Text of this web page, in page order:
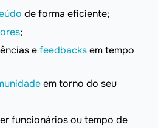
de forma eficiente;
;
efeedbacksem tempo
em torno do seu
funcionários ou tempo de